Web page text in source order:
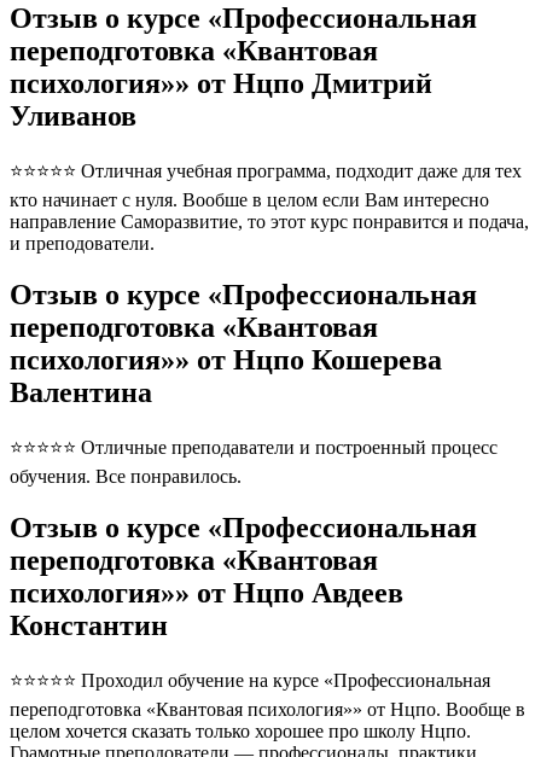
Отзыв о курсе «Профессиональная
переподготовка «Квантовая
психология»» от Нцпо Дмитрий
Уливанов
⭐⭐⭐⭐⭐ Отличная учебная программа, подходит даже для тех
кто начинает с нуля. Вообше в целом если Вам интересно
направление Саморазвитие, то этот курс понравится и подача,
и преподователи.
Отзыв о курсе «Профессиональная
переподготовка «Квантовая
психология»» от Нцпо Кошерева
Валентина
⭐⭐⭐⭐⭐ Отличные преподаватели и построенный процесс
обучения. Все понравилось.
Отзыв о курсе «Профессиональная
переподготовка «Квантовая
психология»» от Нцпо Авдеев
Константин
⭐⭐⭐⭐⭐ Проходил обучение на курсе «Профессиональная
переподготовка «Квантовая психология»» от Нцпо. Вообще в
целом хочется сказать только хорошее про школу Нцпо.
Грамотные преподователи — профессионалы, практики.